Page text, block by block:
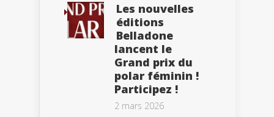
Les nouvelles
éditions
Belladone
lancent le
Grand prix du
polar féminin !
Participez !
2 mars 2026